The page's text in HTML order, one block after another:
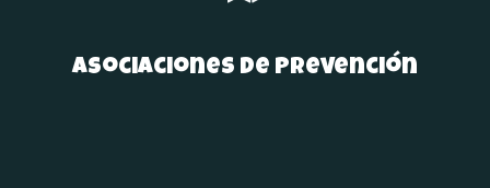
Asociaciones de prevención